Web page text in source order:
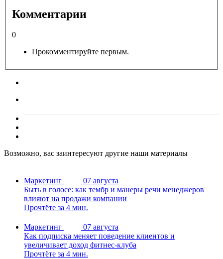
Комментарии
0
Прокомментируйте первым.
Возможно, вас заинтересуют другие наши материалы
Маркетинг
07 августа
Быть в голосе: как тембр и манеры речи менеджеров
влияют на продажи компании
Прочтёте за 4 мин.
Маркетинг
07 августа
Как подписка меняет поведение клиентов и
увеличивает доход фитнес-клуба
Прочтёте за 4 мин.